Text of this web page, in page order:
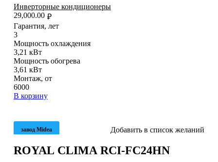
Инверторные кондиционеры
₽
29,000.00
Гарантия, лет
3
Мощность охлаждения
3,21 кВт
Мощность обогрева
3,61 кВт
Монтаж, от
6000
В корзину
завод Midea Добавить в список желаний
ROYAL CLIMA RCI-FC24HN